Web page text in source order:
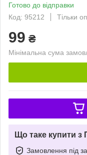
Готово до відправки
Код: 95212
Тільки
99 ₴
Мінімальна сума
Що таке купити з
Замовлення під